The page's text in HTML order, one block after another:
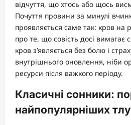
відчуття, що хтось або щось
Почуття провини за минулі
проявляється саме так: кров на
про те, що совість досі вимагає
кров з’являється без болю і
внутрішнього оновлення, ніби
ресурси після важкого періоду.
Класичні сонники:
найпопулярніших